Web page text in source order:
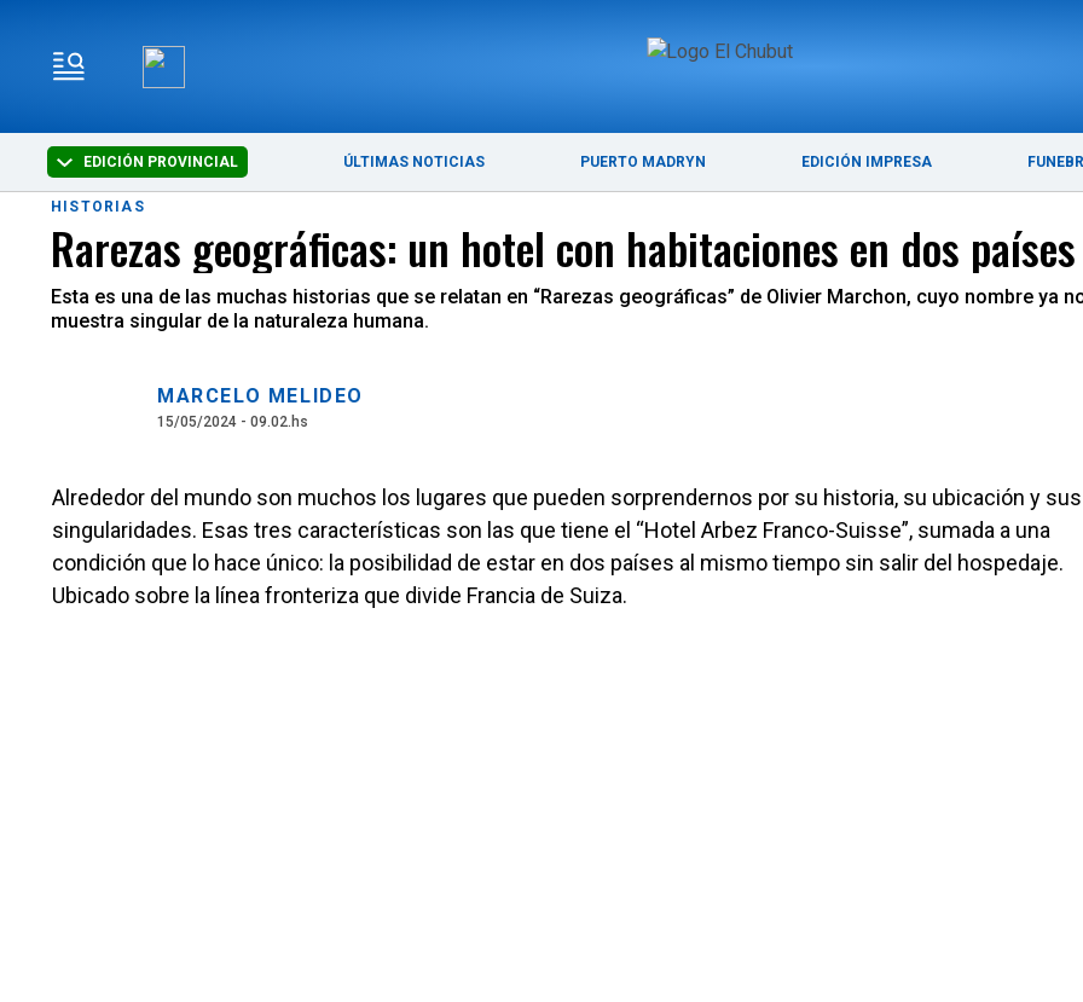
EDICIÓN PROVINCIAL ÚLTIMAS NOTICIAS PUERTO MADRYN EDICIÓN IMPRESA
ÚLTIMAS NOTICIAS
HISTORIAS
Rarezas geográficas: un hotel con habitaciones en dos países
Esta es una de las muchas historias que se relatan en “Rarezas geográficas” de Olivier Marchon, cuyo nombre ya
muestra singular de la naturaleza humana.
MARCELO MELIDEO
15/05/2024 - 09.02.hs
Alrededor del mundo son muchos los lugares que pueden sorprendernos por su historia, su ubicación y sus
singularidades. Esas tres características son las que tiene el “Hotel Arbez Franco-Suisse”, sumada a una
condición que lo hace único: la posibilidad de estar en dos países al mismo tiempo sin salir del hospedaje.
Ubicado sobre la línea fronteriza que divide Francia de Suiza.